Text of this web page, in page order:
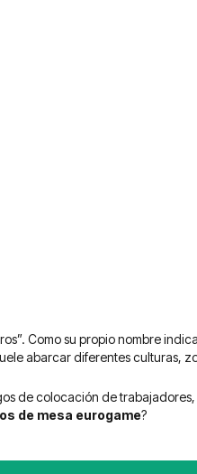
Como su propio nombre
abarcar diferentes culturas,
de colocación de
de mesa eurogame?